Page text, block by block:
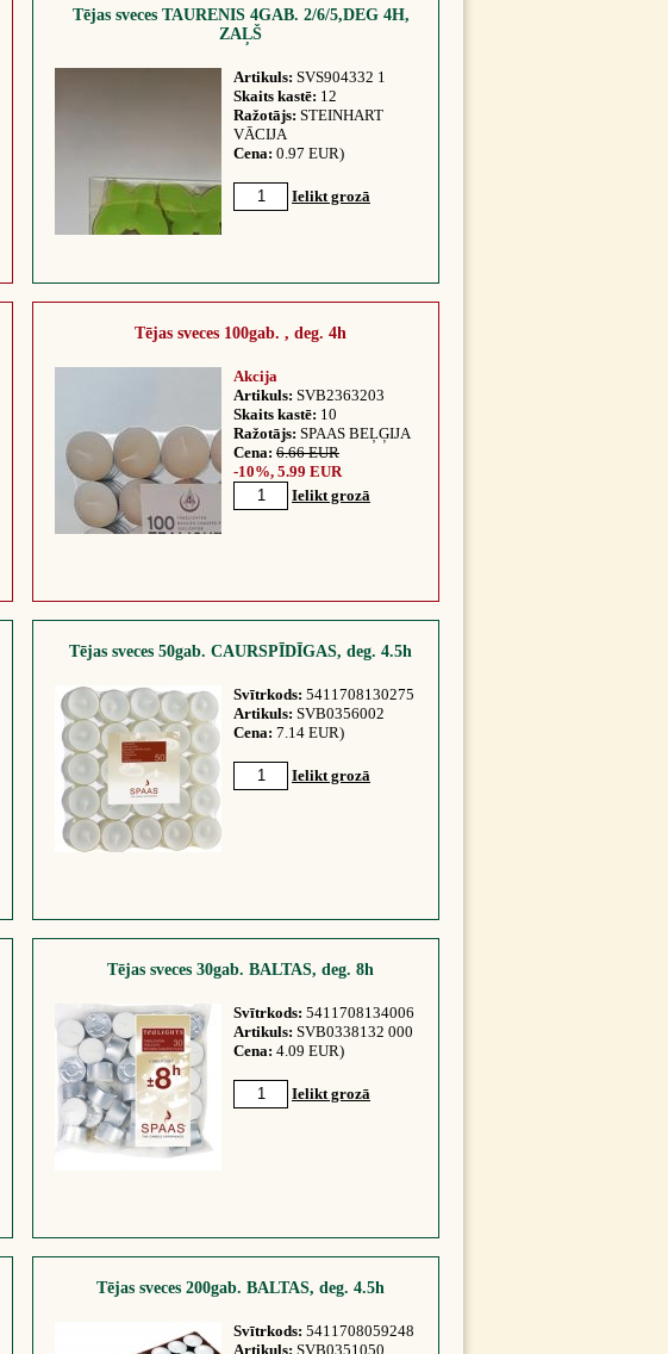
Tējas sveces TAURENIS 4GAB. 2/6/5,DEG 4H,
ZAĻŠ
Artikuls: SVS904332 1
Skaits kastē: 12
Ražotājs: STEINHART
VĀCIJA
Cena: 0.97 EUR)
Ielikt grozā
Tējas sveces 100gab. , deg. 4h
Akcija
Artikuls: SVB2363203
Skaits kastē: 10
Ražotājs: SPAAS BEĻĢIJA
Cena: 6.66 EUR
-10%, 5.99 EUR
Ielikt grozā
Tējas sveces 50gab. CAURSPĪDĪGAS, deg. 4.5h
Svītrkods: 5411708130275
Artikuls: SVB0356002
Cena: 7.14 EUR)
Ielikt grozā
Tējas sveces 30gab. BALTAS, deg. 8h
Svītrkods: 5411708134006
Artikuls: SVB0338132 000
Cena: 4.09 EUR)
Ielikt grozā
Tējas sveces 200gab. BALTAS, deg. 4.5h
Svītrkods: 5411708059248
Artikuls: SVB0351050